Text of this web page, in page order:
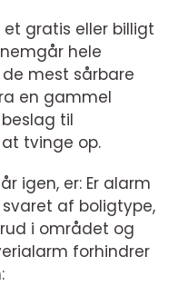
gratis eller billigt
hele
mest sårbare
en gammel
til
tvinge op.
igen, er: Er alarm
af boligtype,
i området og
forhindrer